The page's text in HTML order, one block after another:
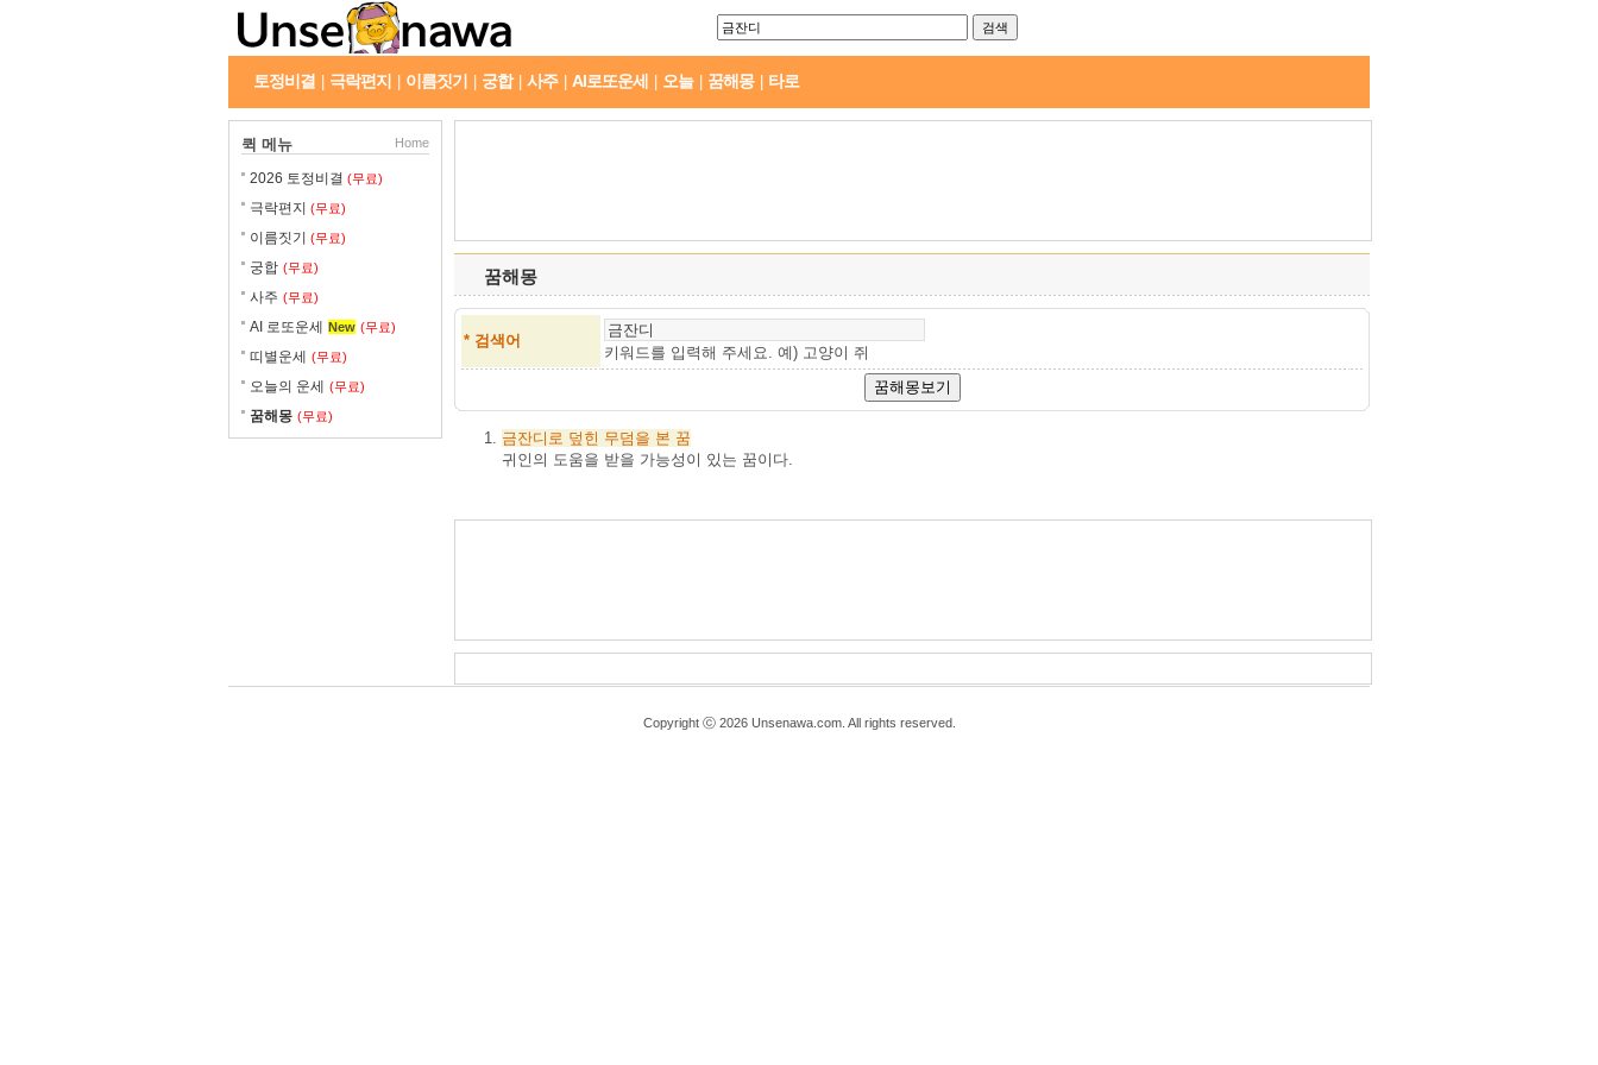
토정비결 극락편지 이름짓기 궁합 사주 AI로또운세 오늘 꿈해몽 타로
퀵 메뉴 Home
2026 토정비결 (무료)
극락편지 (무료)
이름짓기 (무료)
궁합 (무료)
사주 (무료)
AI 로또운세 New (무료)
띠별운세 (무료)
오늘의 운세 (무료)
꿈해몽 (무료)
꿈해몽
* 검색어
키워드를 입력해 주세요. 예) 고양이 쥐
금잔디로 덮힌 무덤을 본 꿈
귀인의 도움을 받을 가능성이 있는 꿈이다.
Copyright ⓒ 2026 Unsenawa.com. All rights reserved.